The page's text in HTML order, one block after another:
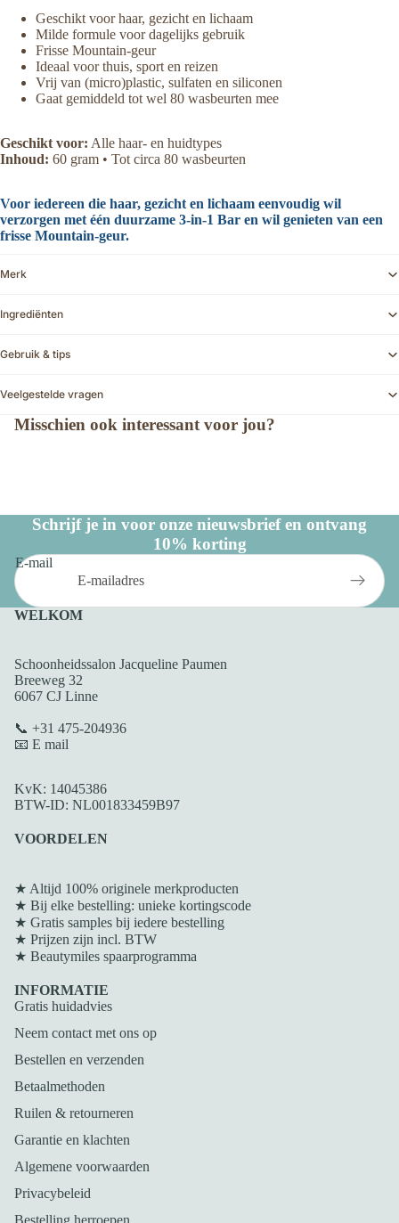
Geschikt voor haar, gezicht en lichaam
Milde formule voor dagelijks gebruik
Frisse Mountain-geur
Ideaal voor thuis, sport en reizen
Vrij van (micro)plastic, sulfaten en siliconen
Gaat gemiddeld tot wel 80 wasbeurten mee
Geschikt voor: Alle haar- en huidtypes
Inhoud: 60 gram • Tot circa 80 wasbeurten
Voor iedereen die haar, gezicht en lichaam eenvoudig wil
verzorgen met één duurzame 3-in-1 Bar en wil genieten van een
frisse Mountain-geur.
Merk
Ingrediënten
Gebruik & tips
Veelgestelde vragen
Misschien ook interessant voor jou?
Schrijf je in voor onze nieuwsbrief en ontvang
10% korting
E-mail
WELKOM
Schoonheidssalon Jacqueline Paumen
Breeweg 32
6067 CJ Linne
📞 +31 475-204936
📧 E mail
KvK: 14045386
BTW-ID: NL001833459B97
VOORDELEN
★ Altijd 100% originele merkproducten
★ Bij elke bestelling: unieke kortingscode
★ Gratis samples bij iedere bestelling
★ Prijzen zijn incl. BTW
★ Beautymiles spaarprogramma
INFORMATIE
Gratis huidadvies
Neem contact met ons op
Bestellen en verzenden
Betaalmethoden
Ruilen & retourneren
Garantie en klachten
Algemene voorwaarden
Privacybeleid